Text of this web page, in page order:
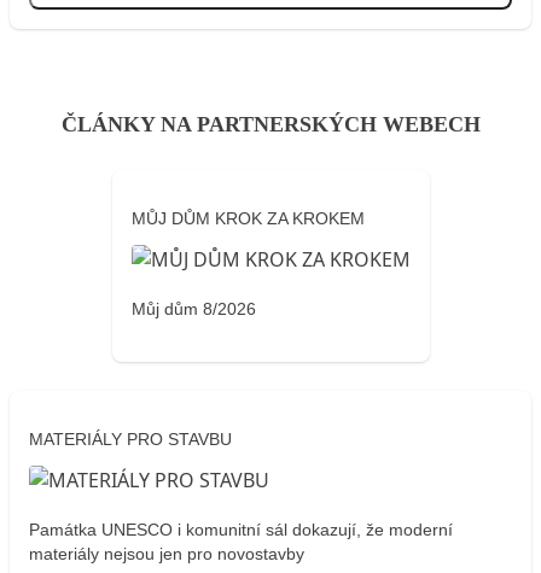
ČLÁNKY NA PARTNERSKÝCH WEBECH
MŮJ DŮM KROK ZA KROKEM
Můj dům 8/2026
MATERIÁLY PRO STAVBU
Památka UNESCO i komunitní sál dokazují, že moderní
materiály nejsou jen pro novostavby